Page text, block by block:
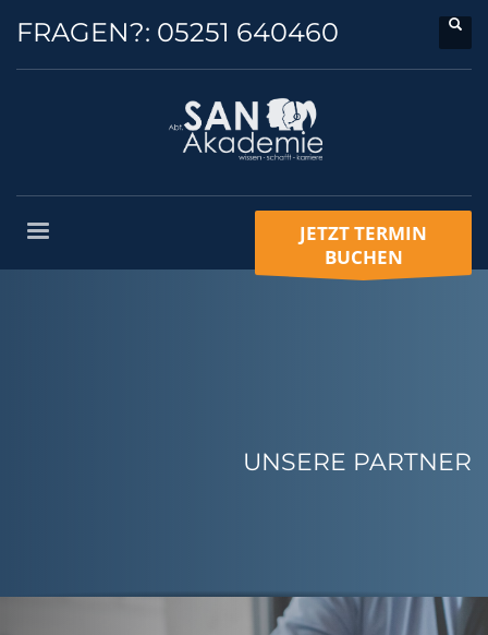
FRAGEN?: 05251 640460
JETZT TERMIN
BUCHEN
UNSERE PARTNER